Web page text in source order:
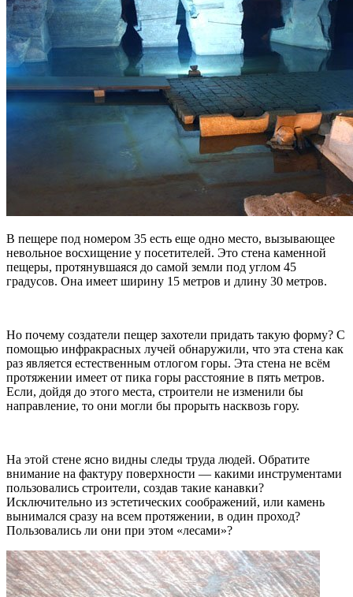
В пещере под номером 35 есть еще одно место, вызывающее
невольное восхищение у посетителей. Это стена каменной
пещеры, протянувшаяся до самой земли под углом 45
градусов. Она имеет ширину 15 метров и длину 30 метров.
Но почему создатели пещер захотели придать такую форму? С
помощью инфракрасных лучей обнаружили, что эта стена как
раз является естественным отлогом горы. Эта стена не всём
протяжении имеет от пика горы расстояние в пять метров.
Если, дойдя до этого места, строители не изменили бы
направление, то они могли бы прорыть насквозь гору.
На этой стене ясно видны следы труда людей. Обратите
внимание на фактуру поверхности — какими инструментами
пользовались строители, создав такие канавки?
Исключительно из эстетических соображений, или камень
вынимался сразу на всем протяжении, в один проход?
Пользовались ли они при этом «лесами»?